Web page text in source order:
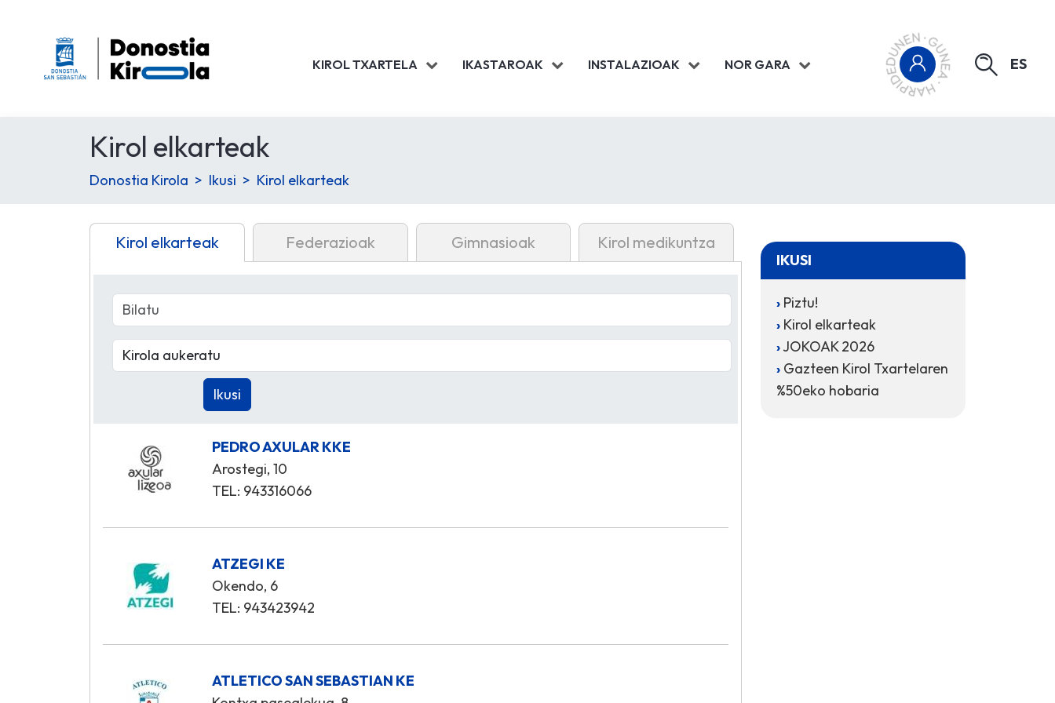
KIROL TXARTELA IKASTAROAK INSTALAZIOAK NOR GARA ES
Kirol elkarteak
Donostia Kirola Ikusi Kirol elkarteak
Kirol elkarteak Federazioak Gimnasioak Kirol medikuntza
PEDRO AXULAR KKE
Arostegi, 10
TEL: 943316066
ATZEGI KE
Okendo, 6
TEL: 943423942
ATLETICO SAN SEBASTIAN KE
IKUSI
Piztu!
Kirol elkarteak
JOKOAK 2026
Gazteen Kirol Txartelaren
%50eko hobaria